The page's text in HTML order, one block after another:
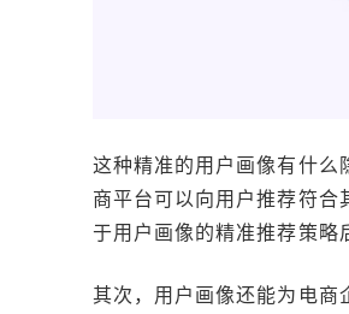
这种精准的用户画像有什么
商平台可以向用户推荐符
于用户画像的精准推荐策略
其次，用户画像还能为电商